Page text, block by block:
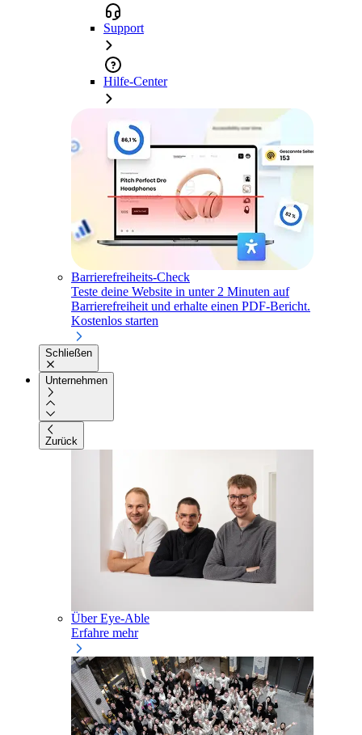
Support
Hilfe-Center
Barrierefreiheits-Check
Teste deine Website in unter 2 Minuten auf
Barrierefreiheit und erhalte einen PDF-Bericht.
Kostenlos starten
Schließen
Unternehmen
Zurück
Über Eye-Able
Erfahre mehr